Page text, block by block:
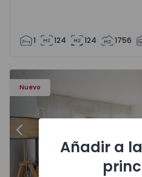
1 124 124 1756
Nuevo
Pragal e Cacilhas -
Apartamento T2 com
Anterior
Añadir a